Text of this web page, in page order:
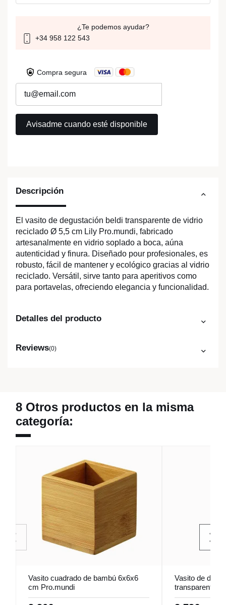
Descripción
El vasito de degustación beldi transparente de vidrio
reciclado Ø 5,5 cm Lily Pro.mundi, fabricado
artesanalmente en vidrio soplado a boca, aúna
autenticidad y finura. Diseñado pour profesionales, es
robusto, fácil de mantener y ecológico gracias al vidrio
reciclado. Versátil, sirve tanto para aperitivos como
para portavelas, ofreciendo elegancia y funcionalidad.
Detalles del producto
Reviews(0)
¿Te podemos ayudar?
+34 958 122 543
Compra segura
8 Otros productos en la misma
categoría:
Vasito cuadrado de bambú 6x6x6
cm Pro.mundi
Vasito de
transparente
6,5 cm Lily